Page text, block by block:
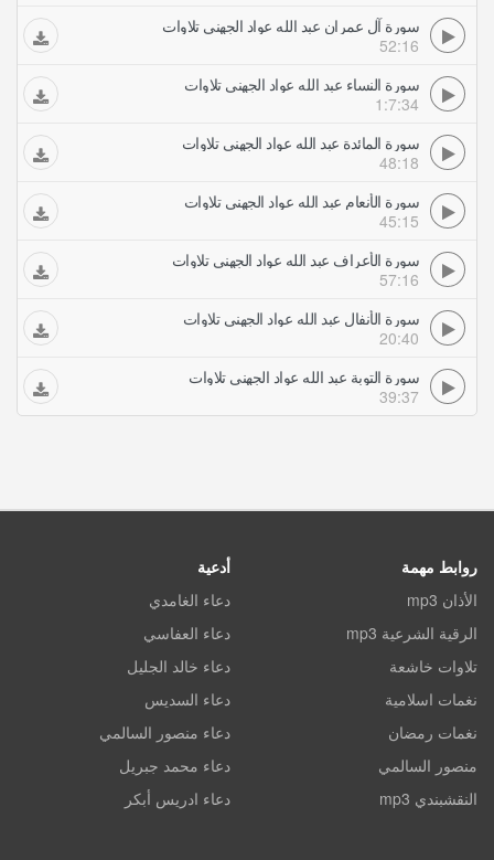
سورة آل عمران عبد الله عواد الجهني تلاوات
52:16
سورة النساء عبد الله عواد الجهني تلاوات
1:7:34
سورة المائدة عبد الله عواد الجهني تلاوات
48:18
سورة الأنعام عبد الله عواد الجهني تلاوات
45:15
سورة الأعراف عبد الله عواد الجهني تلاوات
57:16
سورة الأنفال عبد الله عواد الجهني تلاوات
20:40
سورة التوبة عبد الله عواد الجهني تلاوات
39:37
روابط مهمة
الأذان mp3
الرقية الشرعية mp3
تلاوات خاشعة
نغمات اسلامية
نغمات رمضان
منصور السالمي
النقشبندي mp3
أدعية
دعاء الغامدي
دعاء العفاسي
دعاء خالد الجليل
دعاء السديس
دعاء منصور السالمي
دعاء محمد جبريل
دعاء ادريس أبكر